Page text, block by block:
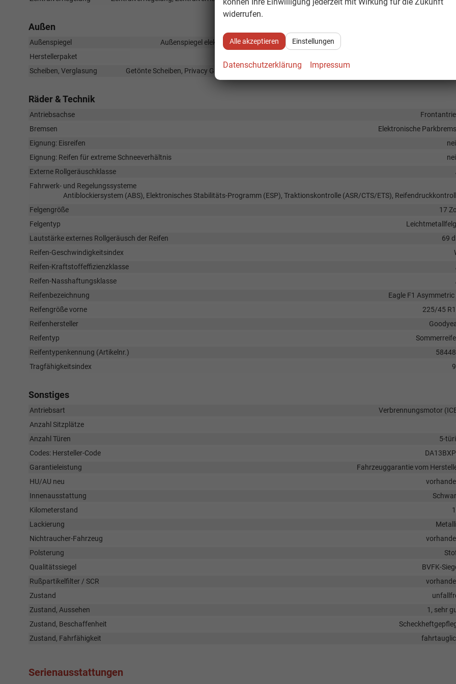
Außen
Außenspiegel
Außenspiegel elektrisch anklappbar, Außenspiegel beheizbar, Außenspiegel elektrisch verstellbar
Herstellerpaket
Scheiben, Verglasung
Getönte Scheiben, Privacy Glass (Heckscheibe und hintere Seitenscheiben abgedunkelt), Wärmeschutzglas
Räder & Technik
Antriebsachse
Bremsen
Elektronische
Eignung: Eisreifen
Eignung: Reifen für extreme Schneeverhältnis
Externe Rollgeräuschklasse
Fahrwerk- und Regelungssysteme
Antiblockiersystem (ABS), Elektronisches Stabilitäts-Programm (ESP), Traktionskontrolle (ASR/CTS/ETS),
Felgengröße
17 Zoll
Felgentyp
Lautstärke externes Rollgeräusch der Reifen
69
Reifen-Geschwindigkeitsindex
Reifen-Kraftstoffeffizienzklasse
Reifen-Nasshaftungsklasse
Reifenbezeichnung
Eagle F1 Asymmetric
Reifengröße vorne
225/45
Reifenhersteller
Reifentyp
Reifentypenkennung (Artikelnr.)
Tragfähigkeitsindex
Sonstiges
Antriebsart
Verbrennungsmotor
Anzahl Sitzplätze
Anzahl Türen
5-
Codes: Hersteller-Code
Garantieleistung
Fahrzeuggarantie vom
HU/AU neu
Innenausstattung
Kilometerstand
Lackierung
Nichtraucher-Fahrzeug
Polsterung
Qualitätssiegel
BVFK-
Rußpartikelfilter / SCR
Zustand
Zustand, Aussehen
1, sehr
Zustand, Beschaffenheit
Zustand, Fahrfähigkeit
Serienausstattungen
widerrufen.
Alle akzeptieren Einstellungen
Datenschutzerklärung Impressum